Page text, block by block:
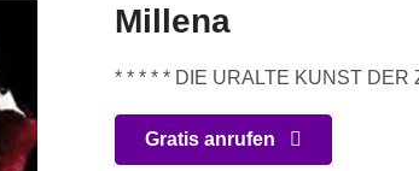
Millena
* * * * * DIE URALTE KUNST
Gratis anrufen